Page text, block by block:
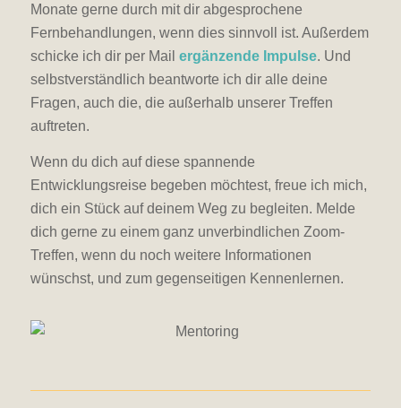
Monate gerne durch mit dir abgesprochene
Fernbehandlungen, wenn dies sinnvoll ist. Außerdem
schicke ich dir per Mail ergänzende Impulse. Und
selbstverständlich beantworte ich dir alle deine
Fragen, auch die, die außerhalb unserer Treffen
auftreten.
Wenn du dich auf diese spannende
Entwicklungsreise begeben möchtest, freue ich mich,
dich ein Stück auf deinem Weg zu begleiten. Melde
dich gerne zu einem ganz unverbindlichen Zoom-
Treffen, wenn du noch weitere Informationen
wünschst, und zum gegenseitigen Kennenlernen.